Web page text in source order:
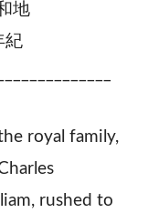
地
紀
royal family,
rushed to